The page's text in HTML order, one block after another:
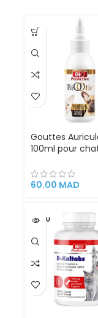
Gouttes
100ml pour
Pet Active
60.00 MAD
VENDU